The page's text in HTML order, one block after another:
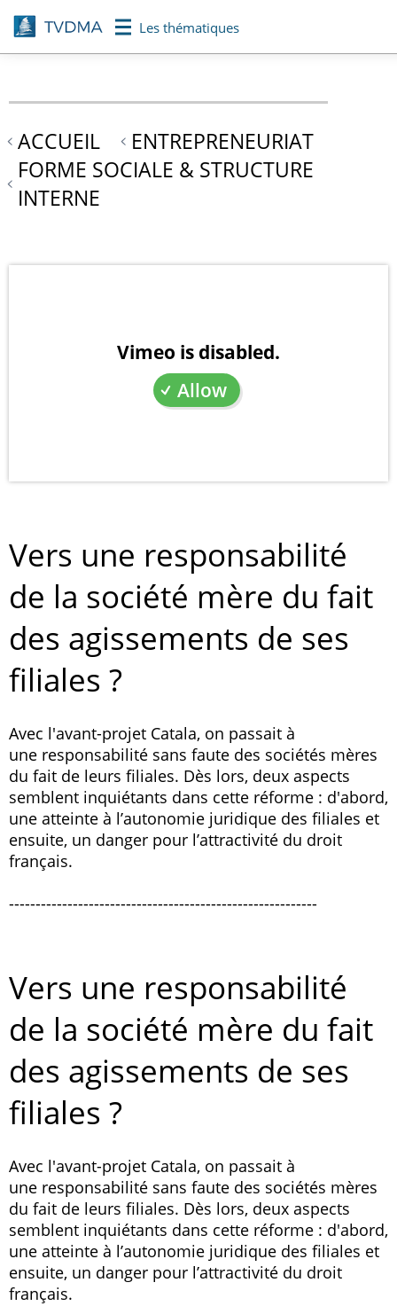
Aller
au
contenu
Les thématiques
ACCUEIL
ENTREPRENEURIAT
FORME SOCIALE & STRUCTURE
INTERNE
Vimeo is disabled.
Allow
Vers une responsabilité
de la société mère du fait
des agissements de ses
filiales ?
Avec l'avant-projet Catala, on passait à
une responsabilité sans faute des sociétés mères
du fait de leurs filiales. Dès lors, deux aspects
semblent inquiétants dans cette réforme : d'abord,
une atteinte à l’autonomie juridique des filiales et
ensuite, un danger pour l’attractivité du droit
français.
----------------------------------------------------------
Vers une responsabilité
de la société mère du fait
des agissements de ses
filiales ?
Avec l'avant-projet Catala, on passait à
une responsabilité sans faute des sociétés mères
du fait de leurs filiales. Dès lors, deux aspects
semblent inquiétants dans cette réforme : d'abord,
une atteinte à l’autonomie juridique des filiales et
ensuite, un danger pour l’attractivité du droit
français.